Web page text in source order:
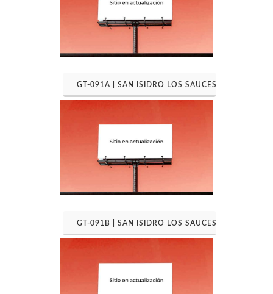
GT-091A | SAN ISIDRO LOS SAUCES
GT-091B | SAN ISIDRO LOS SAUCES